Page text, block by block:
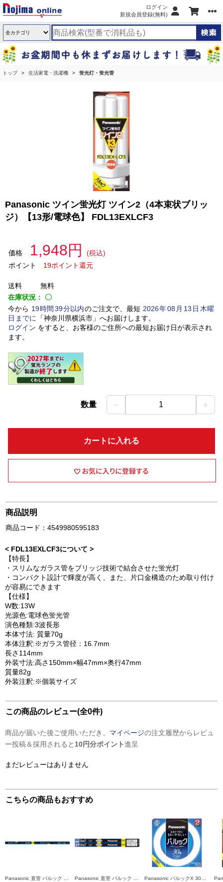
ログイン
新規会員登録(無料)
トップ 生活家電・洗濯機 蛍光灯・蛍光管
Panasonic ツイン蛍光灯 ツイン2（4本束状ブリッ
ジ）【13形/電球色】 FDL13EXLCF3
価格 1,948円
(税込)
ポイント
19ポイント還元
送料
無料
在庫状況： 〇
今から 19時間 39分以内のご注文で、最短 2026年08 月 13 日木曜
日 までに 「神奈川県横浜市」 へお届けします。
ログイン をすると、お客様のご住所への最短お届け日が表示され
ます。
数量 － 1 ＋
カートに入れる
商品説明
商品コード：4549980595183
< FDL13EXLCF3について >
【特長】
・スリムなガラス管をブリッジ技術で結合させた蛍光灯
・コンパクト設計で輝度が高く、また、片口金構造のため取り付け
が容易にできます
【仕様】
W数:13W
光源色:電球色蛍光管
演色種類:3波長形
本体寸法: 質量70g
本体注釈:※ガラス管径：16.7mm
長さ114mm
外装寸法:高さ150mm×幅47mm×奥行47mm
質量82g
外装注釈:※個装サイズ
この商品のレビュー(全0件)
商品が届いた後ご使用いただき、 マイページの注文履歴からレビュ
ー投稿＆採用されると 10円分ポイント進呈
まだレビューはありません
こちらの商品もおすすめ